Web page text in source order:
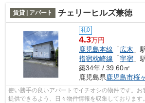
賃貸 | アパート チェリーヒルズ兼徳
礼0
4.3万円
鹿児島本線 「広木 」
指宿枕崎線 「宇宿 」
築34年 / 39.60㎡
鹿児島県鹿児島市桜
使い勝手の良いアパートでイチオシの物件です。
提供できるよう、日々物件情報を収集しております